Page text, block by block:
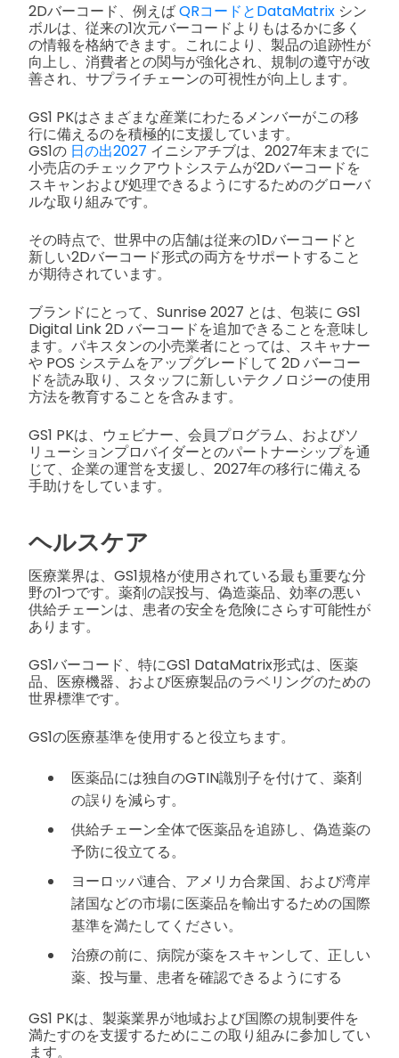
2Dバーコード、例えばQRコードとDataMatrix シン
ボルは、従来の1次元バーコードよりもはるかに多く
の情報を格納できます。これにより、製品の追跡性が
向上し、消費者との関与が強化され、規制の遵守が改
善され、サプライチェーンの可視性が向上します。
GS1 PKはさまざまな産業にわたるメンバーがこの移
行に備えるのを積極的に支援しています。
GS1の 日の出2027 イニシアチブは、2027年末までに
小売店のチェックアウトシステムが2Dバーコードを
スキャンおよび処理できるようにするためのグローバ
ルな取り組みです。
その時点で、世界中の店舗は従来の1Dバーコードと
新しい2Dバーコード形式の両方をサポートすること
が期待されています。
ブランドにとって、Sunrise 2027 とは、包装に GS1
Digital Link 2D バーコードを追加できることを意味し
ます。パキスタンの小売業者にとっては、スキャナー
や POS システムをアップグレードして 2D バーコー
ドを読み取り、スタッフに新しいテクノロジーの使用
方法を教育することを含みます。
GS1 PKは、ウェビナー、会員プログラム、およびソ
リューションプロバイダーとのパートナーシップを通
じて、企業の運営を支援し、2027年の移行に備える
手助けをしています。
ヘルスケア
医療業界は、GS1規格が使用されている最も重要な分
野の1つです。薬剤の誤投与、偽造薬品、効率の悪い
供給チェーンは、患者の安全を危険にさらす可能性が
あります。
GS1バーコード、特にGS1 DataMatrix形式は、医薬
品、医療機器、および医療製品のラベリングのための
世界標準です。
GS1の医療基準を使用すると役立ちます。
医薬品には独自のGTIN識別子を付けて、薬剤
の誤りを減らす。
供給チェーン全体で医薬品を追跡し、偽造薬の
予防に役立てる。
ヨーロッパ連合、アメリカ合衆国、および湾岸
諸国などの市場に医薬品を輸出するための国際
基準を満たしてください。
治療の前に、病院が薬をスキャンして、正しい
薬、投与量、患者を確認できるようにする
GS1 PKは、製薬業界が地域および国際の規制要件を
満たすのを支援するためにこの取り組みに参加してい
ます。